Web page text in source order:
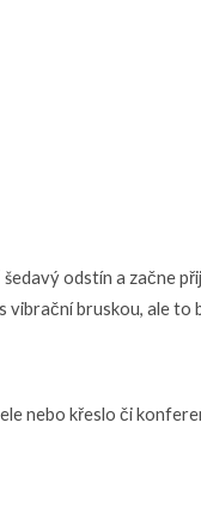
odstín a začne
bruskou, ale to
nebo křeslo či